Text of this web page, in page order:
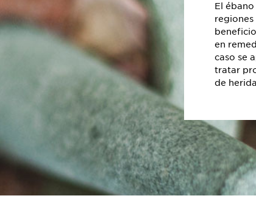
El
en
caso se
tratar
de